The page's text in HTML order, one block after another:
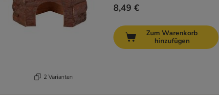
2 Varianten
8,49 €
Zum Warenkorb
hinzufügen